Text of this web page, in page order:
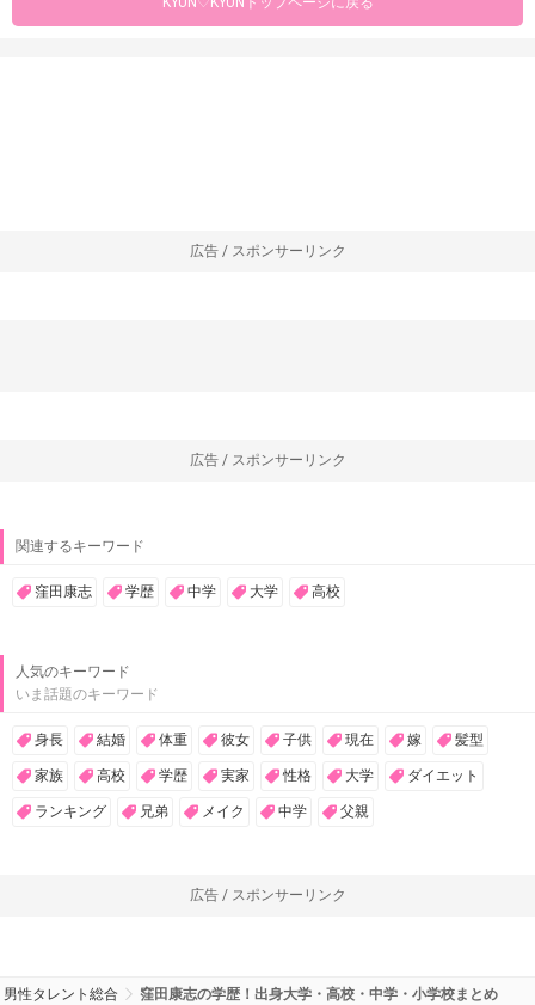
広告 / スポンサーリンク
広告 / スポンサーリンク
関連するキーワード
窪田康志 学歴 中学 大学 高校
人気のキーワード
いま話題のキーワード
身長 結婚 体重 彼女 子供 現在 嫁 髪型
家族 高校 学歴 実家 性格 大学 ダイエット
ランキング 兄弟 メイク 中学 父親
広告 / スポンサーリンク
男性タレント総合 窪田康志の学歴！出身大学・高校・中学・小学校まとめ